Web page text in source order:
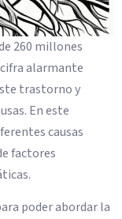
260 millones
alarmante
trastorno y
En este
causas
factores
poder abordar la